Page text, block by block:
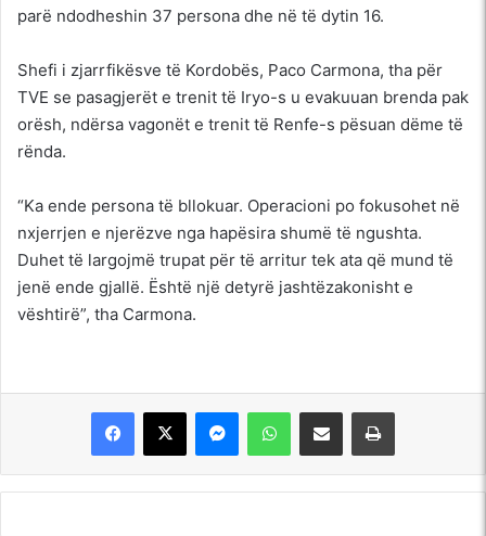
parë ndodheshin 37 persona dhe në të dytin 16.
Shefi i zjarrfikësve të Kordobës, Paco Carmona, tha për
TVE se pasagjerët e trenit të Iryo-s u evakuuan brenda pak
orësh, ndërsa vagonët e trenit të Renfe-s pësuan dëme të
rënda.
“Ka ende persona të bllokuar. Operacioni po fokusohet në
nxjerrjen e njerëzve nga hapësira shumë të ngushta.
Duhet të largojmë trupat për të arritur tek ata që mund të
jenë ende gjallë. Është një detyrë jashtëzakonisht e
vështirë”, tha Carmona.